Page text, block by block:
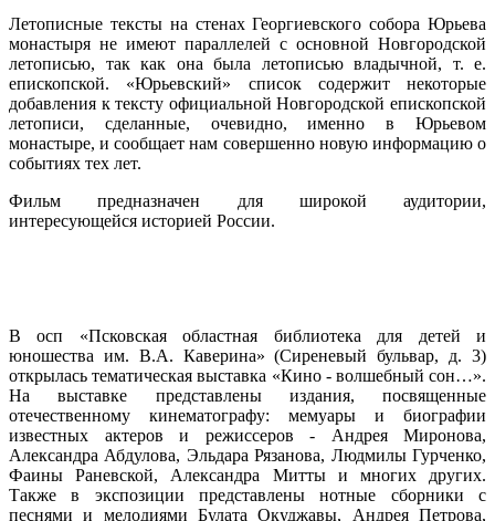
Летописные тексты на стенах Георгиевского собора Юрьева
монастыря не имеют параллелей с основной Новгородской
летописью, так как она была летописью владычной, т. е.
епископской. «Юрьевский» список содержит некоторые
добавления к тексту официальной Новгородской епископской
летописи, сделанные, очевидно, именно в Юрьевом
монастыре, и сообщает нам совершенно новую информацию о
событиях тех лет.
Фильм предназначен для широкой аудитории,
интересующейся историей России.
В осп «Псковская областная библиотека для детей и
юношества им. В.А. Каверина» (Сиреневый бульвар, д. 3)
открылась тематическая выставка «Кино - волшебный сон…».
На выставке представлены издания, посвященные
отечественному кинематографу: мемуары и биографии
известных актеров и режиссеров - Андрея Миронова,
Александра Абдулова, Эльдара Рязанова, Людмилы Гурченко,
Фаины Раневской, Александра Митты и многих других.
Также в экспозиции представлены нотные сборники с
песнями и мелодиями Булата Окуджавы, Андрея Петрова,